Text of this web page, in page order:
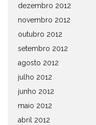
dezembro 2012
novembro 2012
outubro 2012
setembro 2012
agosto 2012
julho 2012
junho 2012
maio 2012
abril 2012